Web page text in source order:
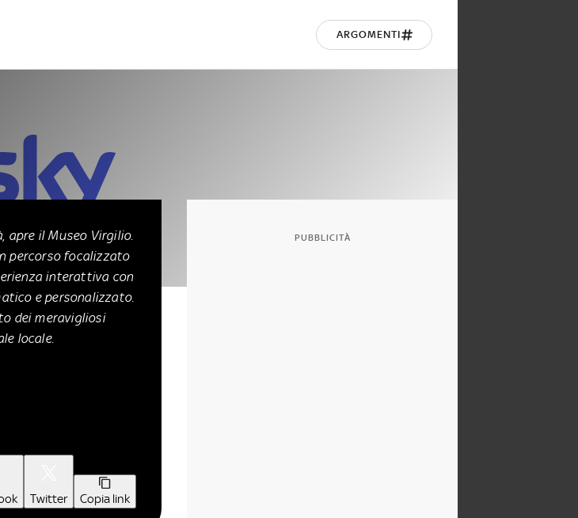
ARGOMENTI
apre il Museo Virgilio.
percorso focalizzato
interattiva con
e personalizzato.
dei meravigliosi
locale.
Twitter Copia link
PUBBLICITÀ